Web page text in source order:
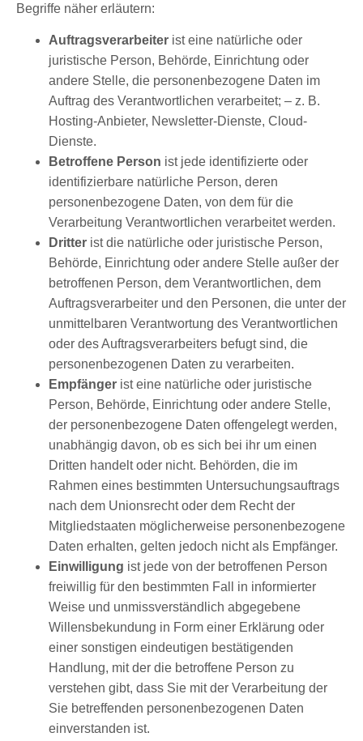
Begriffe näher erläutern:
Auftragsverarbeiter ist eine natürliche oder
juristische Person, Behörde, Einrichtung oder
andere Stelle, die personenbezogene Daten im
Auftrag des Verantwortlichen verarbeitet; – z. B.
Hosting-Anbieter, Newsletter-Dienste, Cloud-
Dienste.
Betroffene Person ist jede identifizierte oder
identifizierbare natürliche Person, deren
personenbezogene Daten, von dem für die
Verarbeitung Verantwortlichen verarbeitet werden.
Dritter ist die natürliche oder juristische Person,
Behörde, Einrichtung oder andere Stelle außer der
betroffenen Person, dem Verantwortlichen, dem
Auftragsverarbeiter und den Personen, die unter der
unmittelbaren Verantwortung des Verantwortlichen
oder des Auftragsverarbeiters befugt sind, die
personenbezogenen Daten zu verarbeiten.
Empfänger ist eine natürliche oder juristische
Person, Behörde, Einrichtung oder andere Stelle,
der personenbezogene Daten offengelegt werden,
unabhängig davon, ob es sich bei ihr um einen
Dritten handelt oder nicht. Behörden, die im
Rahmen eines bestimmten Untersuchungsauftrags
nach dem Unionsrecht oder dem Recht der
Mitgliedstaaten möglicherweise personenbezogene
Daten erhalten, gelten jedoch nicht als Empfänger.
Einwilligung ist jede von der betroffenen Person
freiwillig für den bestimmten Fall in informierter
Weise und unmissverständlich abgegebene
Willensbekundung in Form einer Erklärung oder
einer sonstigen eindeutigen bestätigenden
Handlung, mit der die betroffene Person zu
verstehen gibt, dass Sie mit der Verarbeitung der
Sie betreffenden personenbezogenen Daten
einverstanden ist.